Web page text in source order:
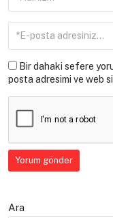
Bir dahaki sefere
posta adresimi ve web
Ara